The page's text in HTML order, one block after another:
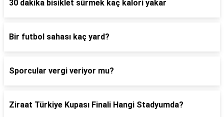
30 dakika bisiklet sürmek kaç kalori yakar
Bir futbol sahası kaç yard?
Sporcular vergi veriyor mu?
Ziraat Türkiye Kupası Finali Hangi Stadyumda?